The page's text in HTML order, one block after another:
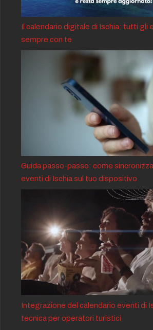
Il calendario digitale di Ischia: tutti gli
sempre con te
Guida passo-passo: come
eventi di Ischia sul tuo dispositivo
Integrazione del calendario eventi di
tecnica per operatori turistici